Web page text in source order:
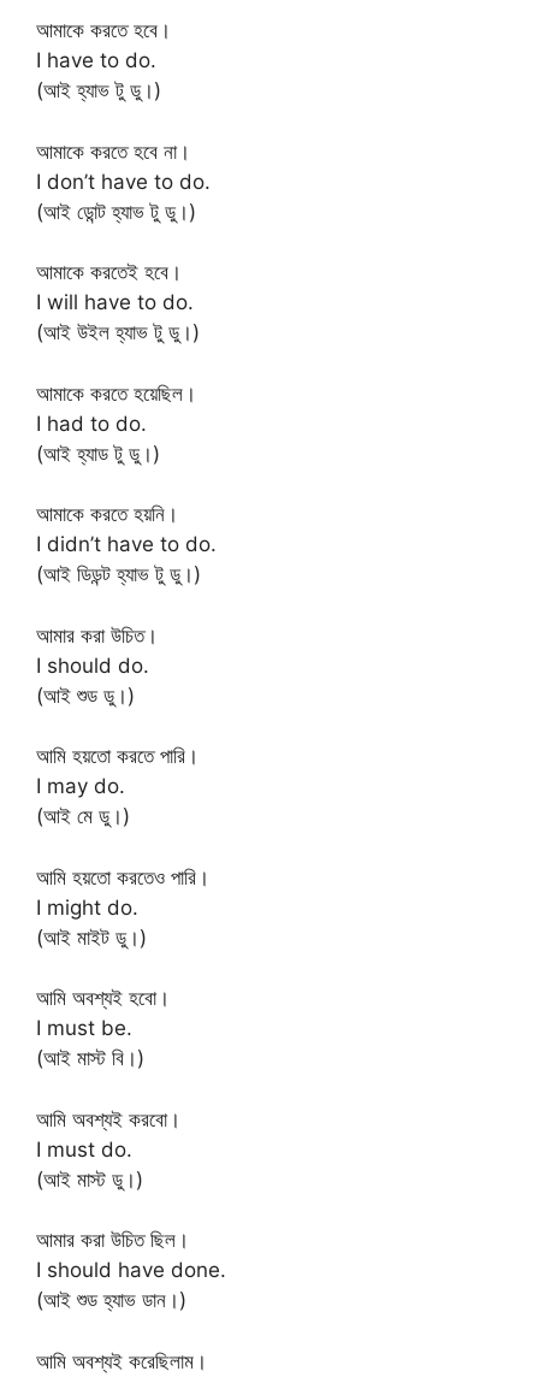
আমাকে করতে হবে।
I have to do.
(আই হ্যাভ টু ডু।)
আমাকে করতে হবে না।
I don’t have to do.
(আই ডোন্ট হ্যাভ টু ডু।)
আমাকে করতেই হবে।
I will have to do.
(আই উইল হ্যাভ টু ডু।)
আমাকে করতে হয়েছিল।
I had to do.
(আই হ্যাড টু ডু।)
আমাকে করতে হয়নি।
I didn’t have to do.
(আই ডিডন্ট হ্যাভ টু ডু।)
আমার করা উচিত।
I should do.
(আই শুড ডু।)
আমি হয়তো করতে পারি।
I may do.
(আই মে ডু।)
আমি হয়তো করতেও পারি।
I might do.
(আই মাইট ডু।)
আমি অবশ্যই হবো।
I must be.
(আই মাস্ট বি।)
আমি অবশ্যই করবো।
I must do.
(আই মাস্ট ডু।)
আমার করা উচিত ছিল।
I should have done.
(আই শুড হ্যাভ ডান।)
আমি অবশ্যই করেছিলাম।